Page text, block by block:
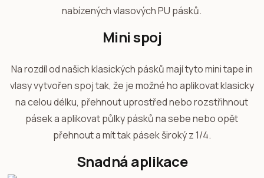
nabízených vlasových PU pásků.
Mini spoj
Na rozdíl od našich klasických pásků mají tyto mini tape in
vlasy vytvořen spoj tak, že je možné ho aplikovat klasicky
na celou délku, přehnout uprostřed nebo rozstřihnout
pásek a aplikovat půlky pásků na sebe nebo opět
přehnout a mít tak pásek široký z 1/4.
Snadná aplikace